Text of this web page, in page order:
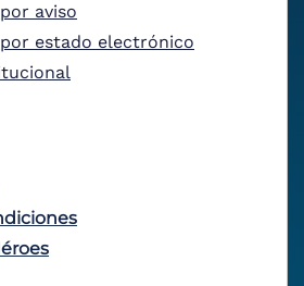
aviso
estado electrónico